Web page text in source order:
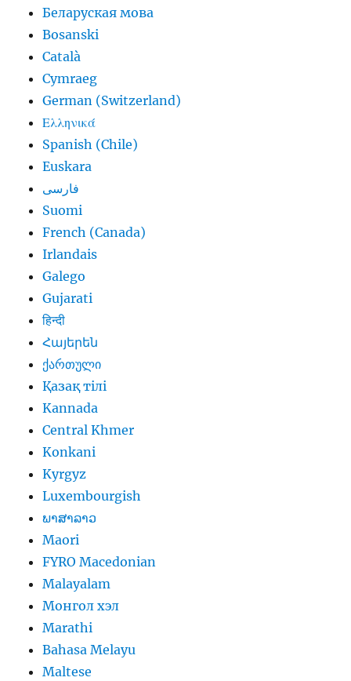
Беларуская мова
Bosanski
Català
Cymraeg
German (Switzerland)
Ελληνικά
Spanish (Chile)
Euskara
فارسی
Suomi
French (Canada)
Irlandais
Galego
Gujarati
हिन्दी
Հայերեն
ქართული
Қазақ тілі
Kannada
Central Khmer
Konkani
Kyrgyz
Luxembourgish
ພາສາລາວ
Maori
FYRO Macedonian
Malayalam
Монгол хэл
Marathi
Bahasa Melayu
Maltese